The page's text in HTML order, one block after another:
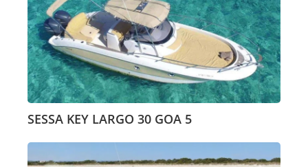
SESSA KEY LARGO 30 GOA 5